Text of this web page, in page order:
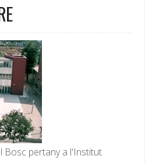
Bosc pertany a l'Institut